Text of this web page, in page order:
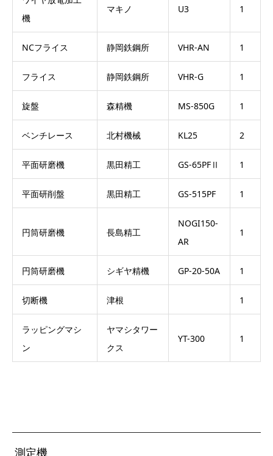
機
マキノ U3 1
NCフライス 静岡鉄鋼所 VHR-AN 1
フライス 静岡鉄鋼所 VHR-G 1
旋盤 森精機 MS-850G 1
ベンチレース 北村機械 KL25 2
平面研磨機 黒田精工 GS-65PFⅡ 1
平面研削盤 黒田精工 GS-515PF 1
円筒研磨機 長島精工
NOGI150-
AR
1
円筒研磨機 シギヤ精機 GP-20-50A 1
切断機 津根 1
ラッピングマシ
ン
ヤマシタワー
クス
YT-300 1
測定機